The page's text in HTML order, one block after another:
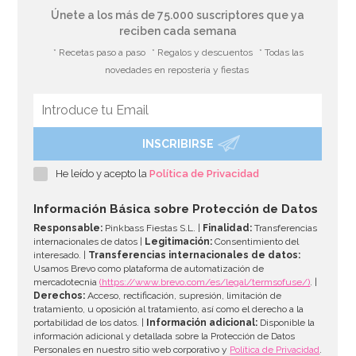
Juego de 20 Servilletas Azul Intenso
AÑADIR
Únete a los más de 75.000 suscriptores que ya
reciben cada semana
* Recetas paso a paso * Regalos y descuentos
* Todas las
novedades en repostería y fiestas
INSCRIBIRSE
He leído y acepto laPolítica de Privacidad
Información Básica sobre Protección de Datos
Responsable: Pinkbass Fiestas S.L. | Finalidad: Transferencias
internacionales de datos |
Legitimación: Consentimiento del
interesado. | Transferencias internacionales de datos:
Usamos Brevo como plataforma de automatización de
mercadotecnia(https://www.brevo.com/es/legal/termsofuse/). |
Derechos: Acceso, rectificación, supresión, limitación de
tratamiento, u oposición al tratamiento, así como el derecho a la
portabilidad de los datos. |
Información adicional: Disponible la
información adicional y detallada sobre la Protección de Datos
Personales en nuestro sitio web corporativo y Política de Privacidad.